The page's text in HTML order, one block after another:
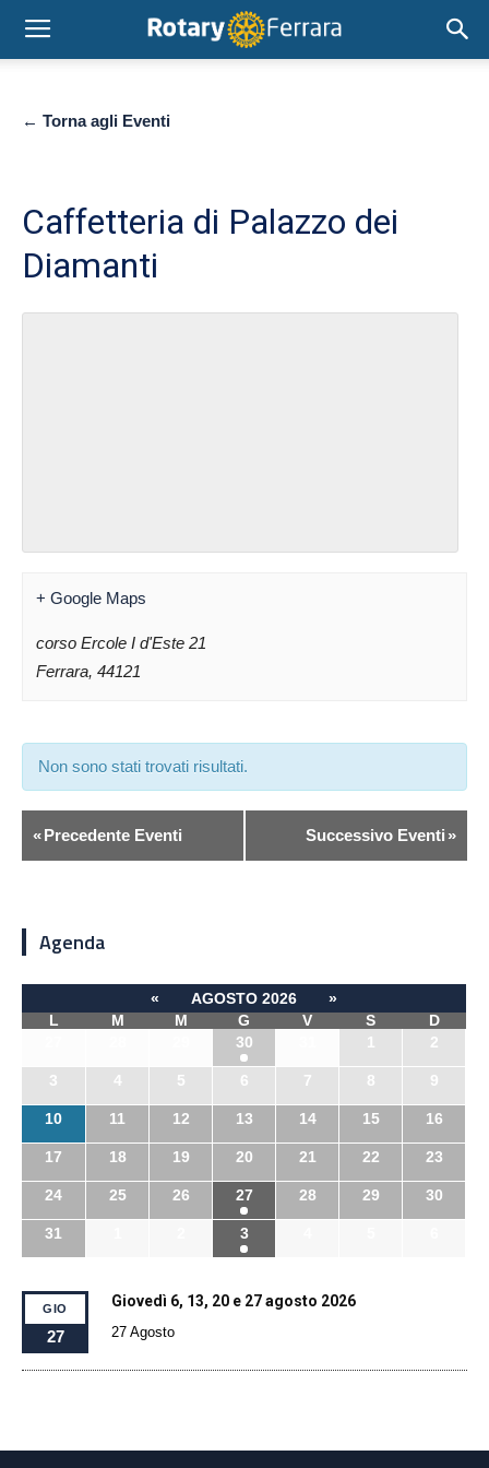
← Torna agli Eventi
Caffetteria di Palazzo dei
Diamanti
+ Google Maps
corso Ercole I d'Este 21
Ferrara, 44121
Non sono stati trovati risultati.
«Precedente Eventi Successivo Eventi »
Agenda
« AGOSTO 2026
»
L
M M G V S
D
30 1 2
3 4 5 6 7 8 9
10 11 12 13 14 15 16
17 18 19 20 21 22 23
24 25 26 27 28 29 30
31 3
GIO
27
Giovedì 6, 13, 20 e 27 agosto 2026
27 Agosto